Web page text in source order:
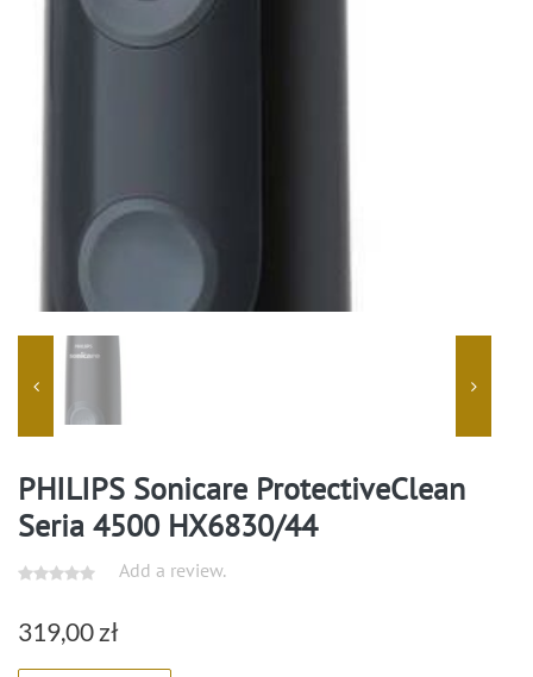
PHILIPS Sonicare ProtectiveClean
Seria 4500 HX6830/44
Add a review.
319,00 zł